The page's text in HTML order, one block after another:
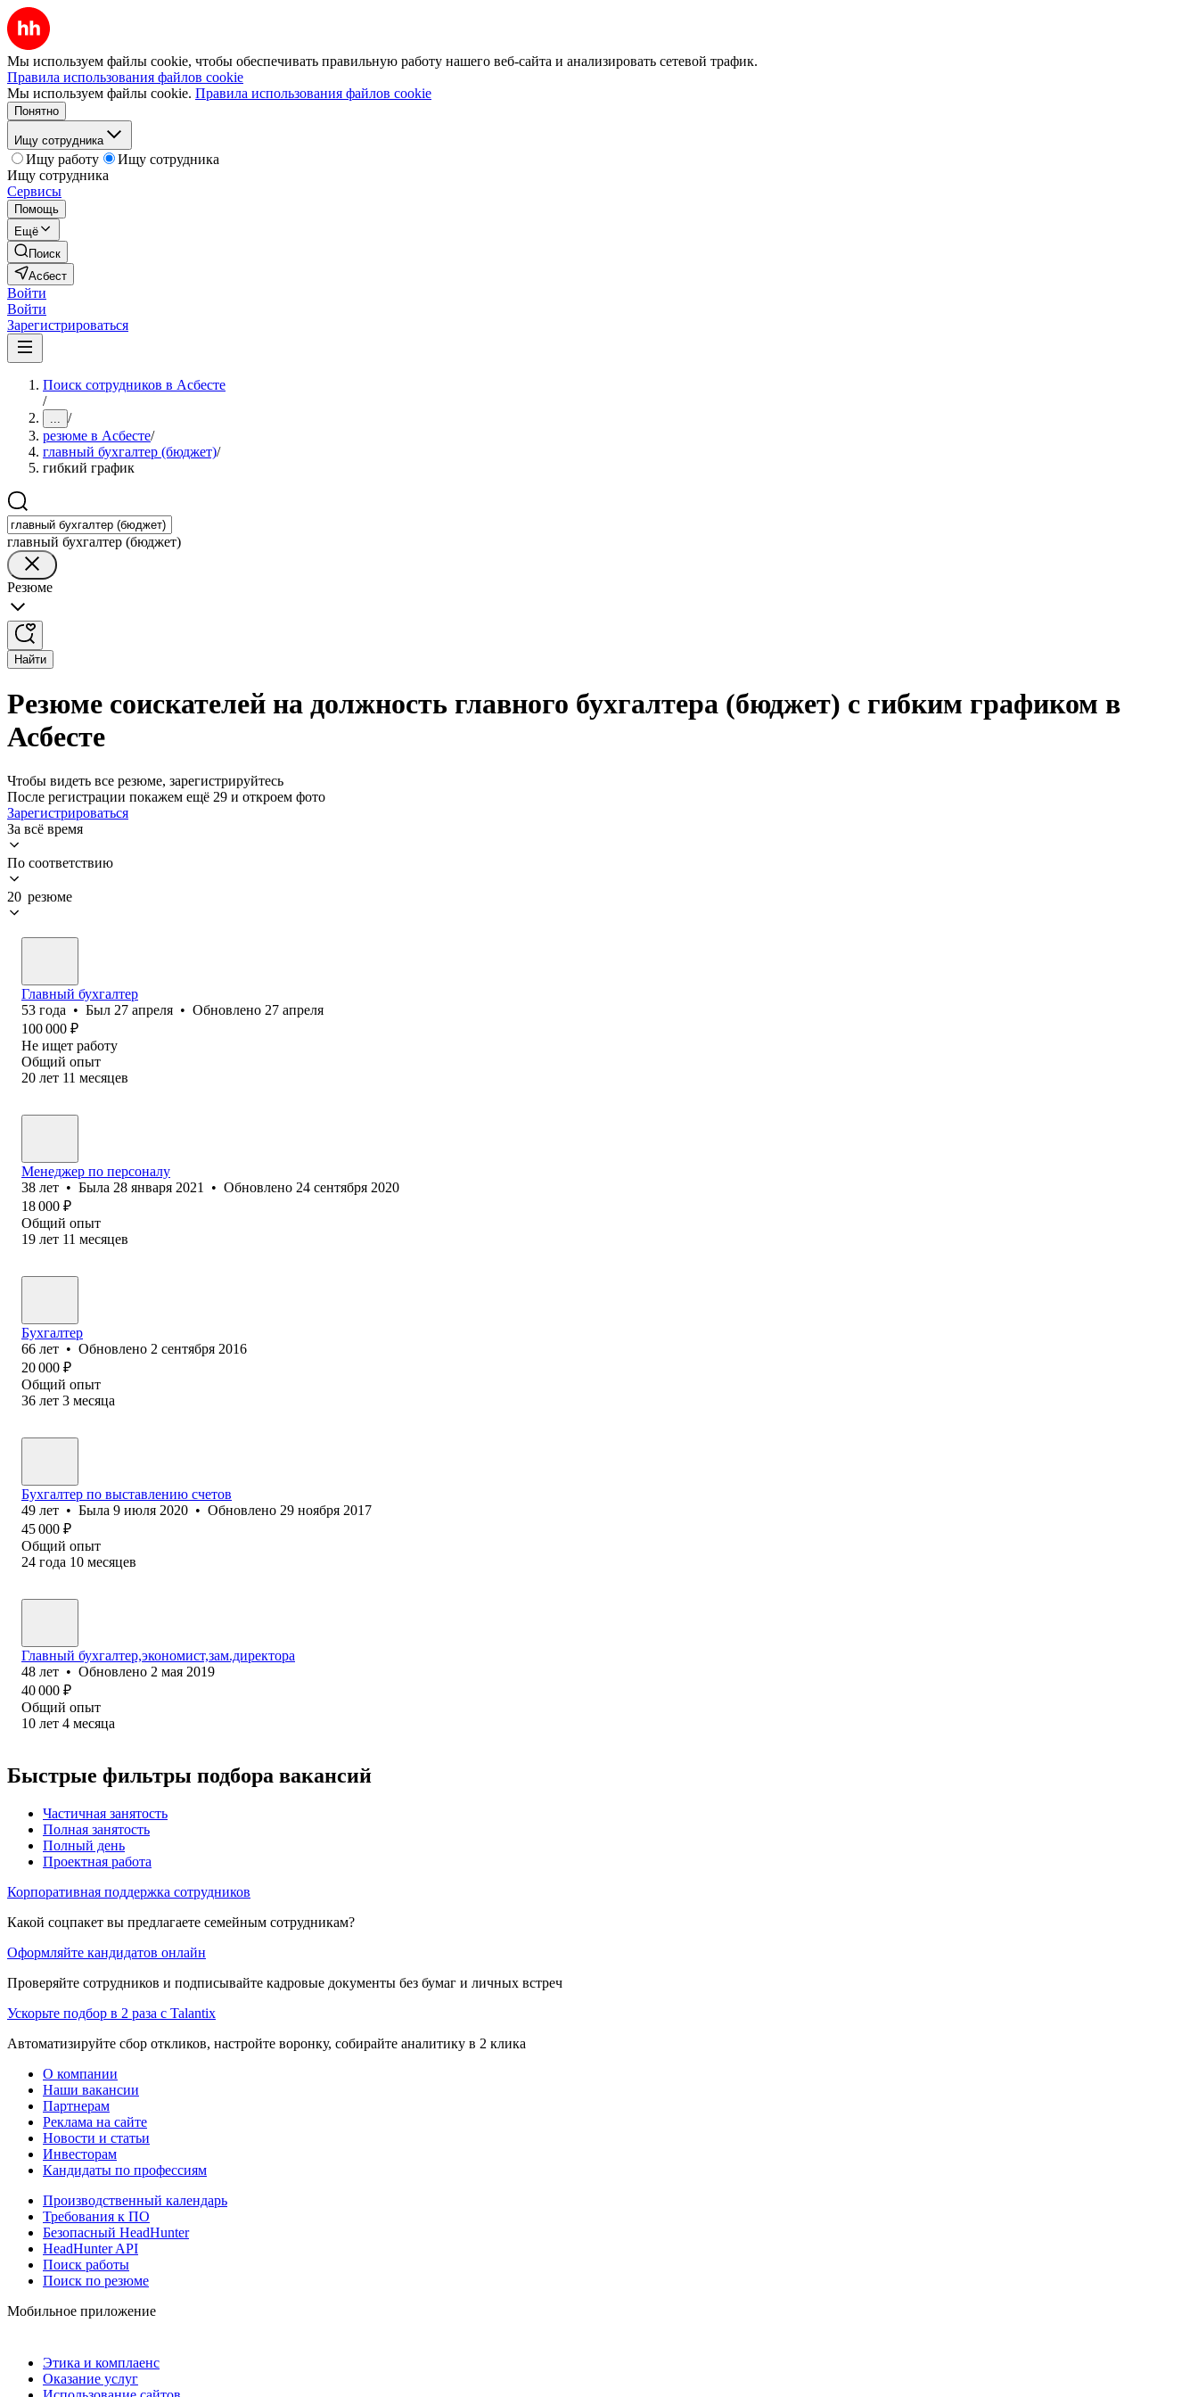
Мы используем файлы cookie, чтобы обеспечивать правильную работу нашего веб-сайта и анализировать сетевой трафик.
Правила использования файлов cookie
Мы используем файлы cookie. Правила использования файлов cookie
Понятно
Ищу сотрудника
Ищу работу
Ищу сотрудника
Ищу сотрудника
Сервисы
Помощь
Ещё
Поиск
Асбест
Войти
Войти
Зарегистрироваться
Поиск сотрудников в Асбесте
/
... /
резюме в Асбесте/
главный бухгалтер (бюджет)/
гибкий график
главный бухгалтер (бюджет)
Резюме
Найти
Резюме соискателей на должность главного бухгалтера (бюджет) с гибким графиком в
Асбесте
Чтобы видеть все резюме, зарегистрируйтесь
После регистрации покажем ещё 29 и откроем фото
Зарегистрироваться
За всё время
По соответствию
20 резюме
Главный бухгалтер
53 года • Был 27 апреля • Обновлено 27 апреля
100 000 ₽
Не ищет работу
Общий опыт
20 лет 11 месяцев
Менеджер по персоналу
38 лет • Была 28 января 2021 • Обновлено 24 сентября 2020
18 000 ₽
Общий опыт
19 лет 11 месяцев
Бухгалтер
66 лет • Обновлено 2 сентября 2016
20 000 ₽
Общий опыт
36 лет 3 месяца
Бухгалтер по выставлению счетов
49 лет • Была 9 июля 2020 • Обновлено 29 ноября 2017
45 000 ₽
Общий опыт
24 года 10 месяцев
Главный бухгалтер,экономист,зам.директора
48 лет • Обновлено 2 мая 2019
40 000 ₽
Общий опыт
10 лет 4 месяца
Быстрые фильтры подбора вакансий
Частичная занятость
Полная занятость
Полный день
Проектная работа
Корпоративная поддержка сотрудников
Какой соцпакет вы предлагаете семейным сотрудникам?
Оформляйте кандидатов онлайн
Проверяйте сотрудников и подписывайте кадровые документы без бумаг и личных встреч
Ускорьте подбор в 2 раза с Talantix
Автоматизируйте сбор откликов, настройте воронку, собирайте аналитику в 2 клика
О компании
Наши вакансии
Партнерам
Реклама на сайте
Новости и статьи
Инвесторам
Кандидаты по профессиям
Производственный календарь
Требования к ПО
Безопасный HeadHunter
HeadHunter API
Поиск работы
Поиск по резюме
Мобильное приложение
Этика и комплаенс
Оказание услуг